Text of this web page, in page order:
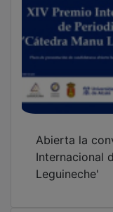
Abierta la
Internacional
Leguineche'